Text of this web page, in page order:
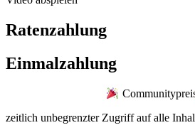
Ratenzahlung
Einmalzahlung
zeitlich unbegrenzter Zugriff auf alle